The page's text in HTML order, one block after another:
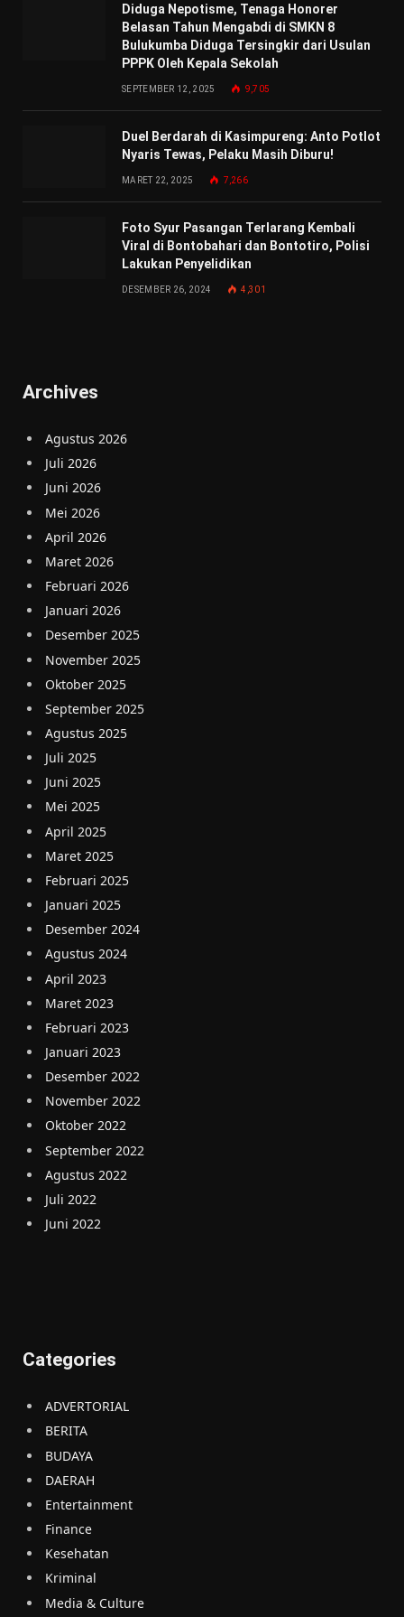
Diduga Nepotisme, Tenaga Honorer
Belasan Tahun Mengabdi di SMKN 8
Bulukumba Diduga Tersingkir dari Usulan
PPPK Oleh Kepala Sekolah
SEPTEMBER 12, 2025 9,705
Duel Berdarah di Kasimpureng: Anto Potlot
Nyaris Tewas, Pelaku Masih Diburu!
MARET 22, 2025 7,266
Foto Syur Pasangan Terlarang Kembali
Viral di Bontobahari dan Bontotiro, Polisi
Lakukan Penyelidikan
DESEMBER 26, 2024 4,301
Archives
Agustus 2026
Juli 2026
Juni 2026
Mei 2026
April 2026
Maret 2026
Februari 2026
Januari 2026
Desember 2025
November 2025
Oktober 2025
September 2025
Agustus 2025
Juli 2025
Juni 2025
Mei 2025
April 2025
Maret 2025
Februari 2025
Januari 2025
Desember 2024
Agustus 2024
April 2023
Maret 2023
Februari 2023
Januari 2023
Desember 2022
November 2022
Oktober 2022
September 2022
Agustus 2022
Juli 2022
Juni 2022
Categories
ADVERTORIAL
BERITA
BUDAYA
DAERAH
Entertainment
Finance
Kesehatan
Kriminal
Media & Culture